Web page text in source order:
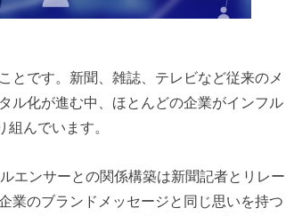
とです。新聞、雑誌、テレビなど従来のメ
ル化が進む中、ほとんどの企業がインフル
んでいます。
エンサーとの関係構築は新聞記者とリレー
業のブランドメッセージと同じ思いを持つ